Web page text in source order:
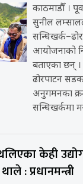
काठमाडौँ ।
सुनील
आयोजनाको
बताएका छन्
ढोरपाटन
अनुगमनका
सन्धिखर्कमा
केही
: प्रधानमन्त्री